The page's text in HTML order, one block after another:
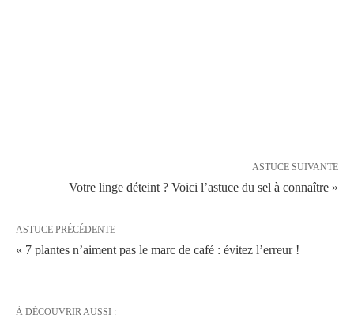
ASTUCE SUIVANTE
Votre linge déteint ? Voici l’astuce du sel à connaître »
ASTUCE PRÉCÉDENTE
« 7 plantes n’aiment pas le marc de café : évitez l’erreur !
À DÉCOUVRIR AUSSI :